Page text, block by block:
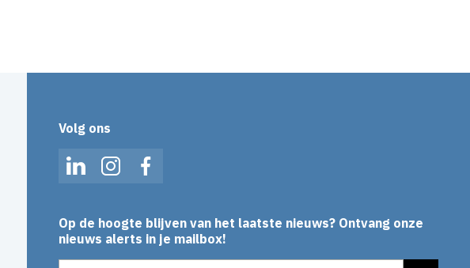
Volg ons
LinkedInInstagramFacebook
Op de hoogte blijven van het laatste nieuws? Ontvang onze
nieuws alerts in je mailbox!